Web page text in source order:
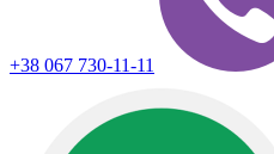
+38 067 730-11-11